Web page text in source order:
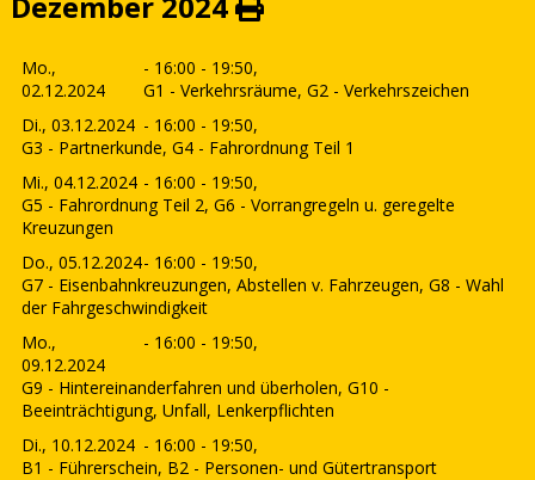
Mo.,
02.12.2024
- 16:00 - 19:50,
G1 - Verkehrsräume, G2 - Verkehrszeichen
Di., 03.12.2024 - 16:00 - 19:50,
G3 - Partnerkunde, G4 - Fahrordnung Teil 1
Mi., 04.12.2024 - 16:00 - 19:50,
G5 - Fahrordnung Teil 2, G6 - Vorrangregeln u. geregelte
Kreuzungen
Do., 05.12.2024- 16:00 - 19:50,
G7 - Eisenbahnkreuzungen, Abstellen v. Fahrzeugen, G8 - Wahl
der Fahrgeschwindigkeit
Mo.,
09.12.2024
- 16:00 - 19:50,
G9 - Hintereinanderfahren und überholen, G10 -
Beeinträchtigung, Unfall, Lenkerpflichten
Di., 10.12.2024 - 16:00 - 19:50,
B1 - Führerschein, B2 - Personen- und Gütertransport